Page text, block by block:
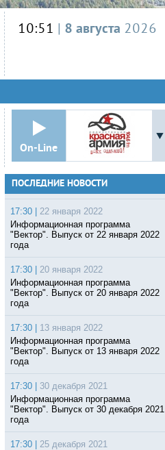
10:51 | 8 августа 2026
On-Line
ПОСЛЕДНИЕ НОВОСТИ
17:30 |
22 января 2022
Информационная программа
"Вектор". Выпуск от 22 января 2022
года
17:30 |
20 января 2022
Информационная программа
"Вектор". Выпуск от 20 января 2022
года
17:30 |
13 января 2022
Информационная программа
"Вектор". Выпуск от 13 января 2022
года
17:30 |
30 декабря 2021
Информационная программа
"Вектор". Выпуск от 30 декабря 2021
года
17:30 |
25 декабря 2021